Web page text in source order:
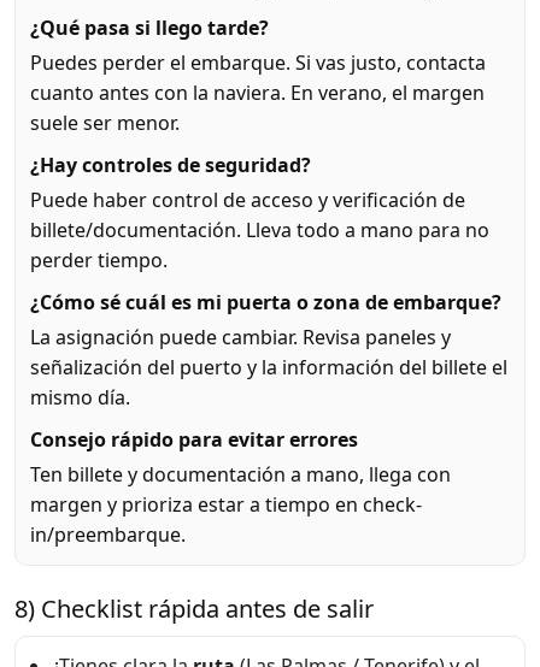
¿Qué pasa si llego tarde?
Puedes perder el embarque. Si vas justo, contacta
cuanto antes con la naviera. En verano, el margen
suele ser menor.
¿Hay controles de seguridad?
Puede haber control de acceso y verificación de
billete/documentación. Lleva todo a mano para no
perder tiempo.
¿Cómo sé cuál es mi puerta o zona de embarque?
La asignación puede cambiar. Revisa paneles y
señalización del puerto y la información del billete el
mismo día.
Consejo rápido para evitar errores
Ten billete y documentación a mano, llega con
margen y prioriza estar a tiempo en check-
in/preembarque.
8) Checklist rápida antes de salir